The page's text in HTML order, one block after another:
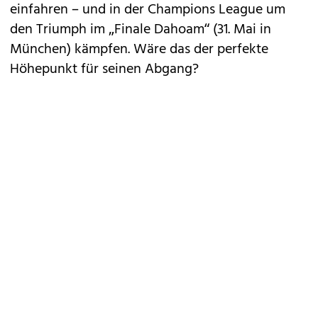
einfahren – und in der Champions League um
den Triumph im „Finale Dahoam“ (31. Mai in
München) kämpfen. Wäre das der perfekte
Höhepunkt für seinen Abgang?